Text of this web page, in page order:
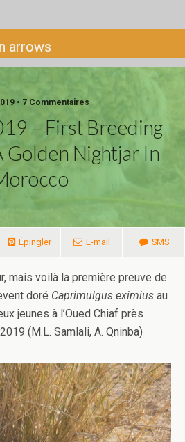
South
• 7 Commentaires
– First Breeding
Golden Nightjar In
Épingler E-mail SMS
mais voilà la première preuve de
doré Caprimulgus eximius au
jeunes à l’Oued Chiaf près
(M.L. Samlali, A. Qninba)
arrows